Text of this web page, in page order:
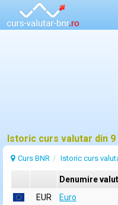
Istoric curs valutar din 9
Curs BNR Istoric curs
Denumire
EUR
Euro